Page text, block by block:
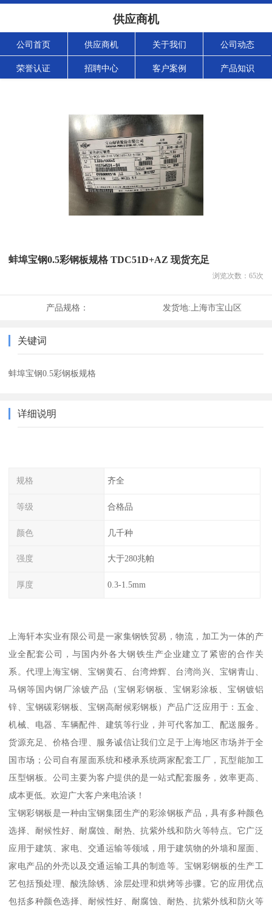
供应商机
公司首页 供应商机 关于我们 公司动态
荣誉认证 招聘中心 客户案例 产品知识
蚌埠宝钢0.5彩钢板规格 TDC51D+AZ 现货充足
浏览次数： 65次
产品规格： 发货地: 上海市宝山区
关键词
蚌埠宝钢0.5彩钢板规格
详细说明
规格 齐全
等级 合格品
颜色 几千种
强度 大于280兆帕
厚度 0.3-1.5mm
上海轩本实业有限公司是一家集钢铁贸易，物流，加工为一体的产
业全配套公司，与国内外各大钢铁生产企业建立了紧密的合作关
系。代理上海宝钢、宝钢黄石、台湾烨辉、台湾尚兴、宝钢青山、
马钢等国内钢厂涂镀产品（宝钢彩钢板、宝钢彩涂板、宝钢镀铝
锌、宝钢碳彩钢板、宝钢高耐候彩钢板）产品广泛应用于：五金、
机械、电器、车辆配件、建筑等行业，并可代客加工、配送服务。
货源充足、价格合理、服务诚信让我们立足于上海地区市场并于全
国市场；公司自有屋面系统和楼承系统两家配套工厂，瓦型能加工
压型钢板。公司主要为客户提供的是一站式配套服务，效率更高、
成本更低。欢迎广大客户来电洽谈！
宝钢彩钢板是一种由宝钢集团生产的彩涂钢板产品，具有多种颜色
选择、耐候性好、耐腐蚀、耐热、抗紫外线和防火等特点。它广泛
应用于建筑、家电、交通运输等领域，用于建筑物的外墙和屋面、
家电产品的外壳以及交通运输工具的制造等。宝钢彩钢板的生产工
艺包括预处理、酸洗除锈、涂层处理和烘烤等步骤。它的应用优点
包括多种颜色选择、耐候性好、耐腐蚀、耐热、抗紫外线和防火等